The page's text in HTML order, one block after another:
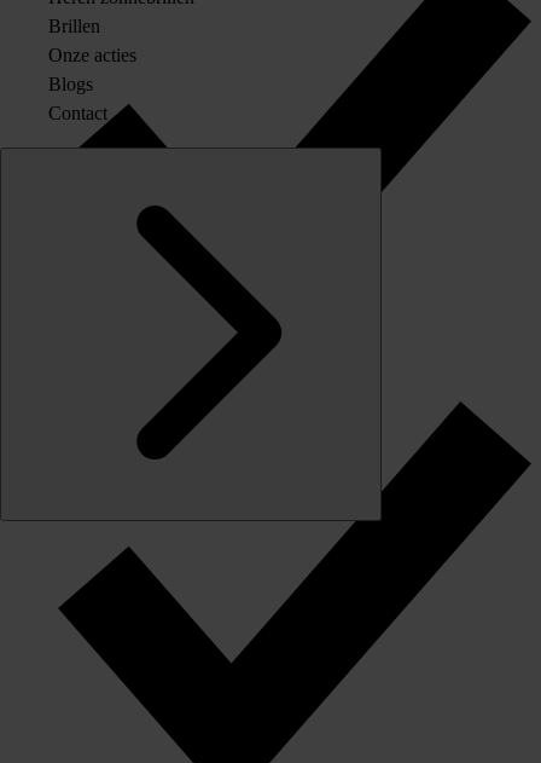
Originele merkglazen op sterkte
Brillen
Onze acties
Blogs
Contact